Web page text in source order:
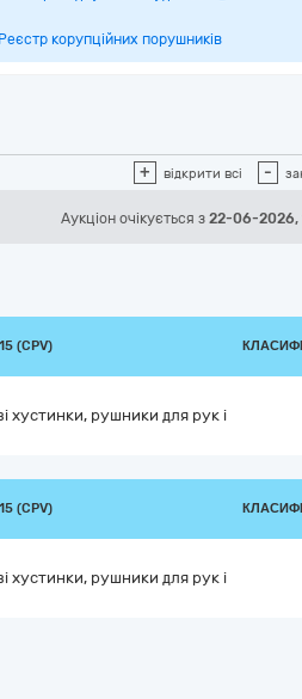
Реєстр корупційних порушників
+ відкрити всі -
Аукціон очікується з 22-06-2026,
(CPV)
хустинки, рушники для рук і
(CPV)
хустинки, рушники для рук і